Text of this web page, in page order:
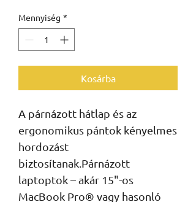
Mennyiség *
Kosárba
A párnázott hátlap és az
ergonomikus pántok kényelmes
hordozást
biztosítanak.Párnázott
laptoptok – akár 15"-os
MacBook Pro® vagy hasonló